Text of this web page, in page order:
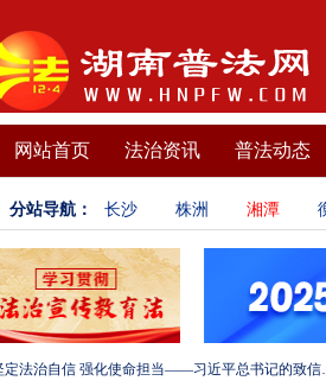
网站首页 法治资讯 普法动态
分站导航： 长沙 株洲 湘潭
坚定法治自信 强化使